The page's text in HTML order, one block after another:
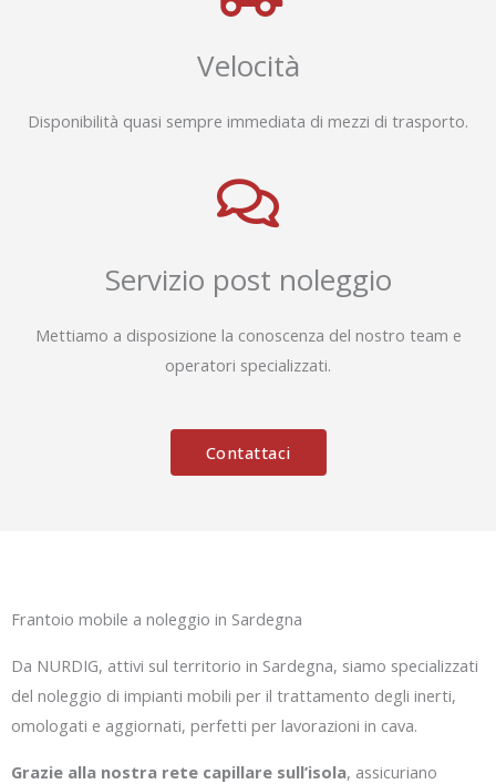
Velocità
Disponibilità quasi sempre immediata di mezzi di trasporto.
Servizio post noleggio
Mettiamo a disposizione la conoscenza del nostro team e
operatori specializzati.
Contattaci
Frantoio mobile a noleggio in Sardegna
Da NURDIG, attivi sul territorio in Sardegna, siamo specializzati
del noleggio di impianti mobili per il trattamento degli inerti,
omologati e aggiornati, perfetti per lavorazioni in cava.
Grazie alla nostra rete capillare sull’isola, assicuriano